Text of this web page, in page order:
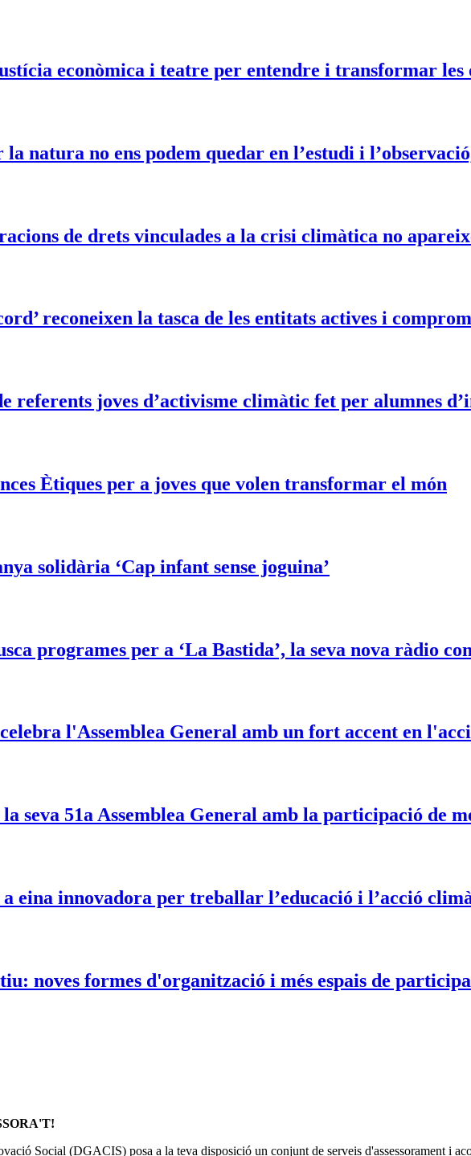
econòmica i teatre per entendre i transformar les
natura no ens podem quedar en l’estudi i
de drets vinculades a la crisi climàtica no
reconeixen la tasca de les entitats actives i
referents joves d’activisme climàtic fet per alumnes
Ètiques per a joves que volen transformar el món
solidària ‘Cap infant sense joguina’
programes per a ‘La Bastida’, la seva nova ràdio
l'Assemblea General amb un fort accent en
seva 51a Assemblea General amb la participació de
eina innovadora per treballar l’educació i l’acció
noves formes d'organització i més espais de
Social (DGACIS) posa a la teva disposició un conjunt de serveis d'assessorament i